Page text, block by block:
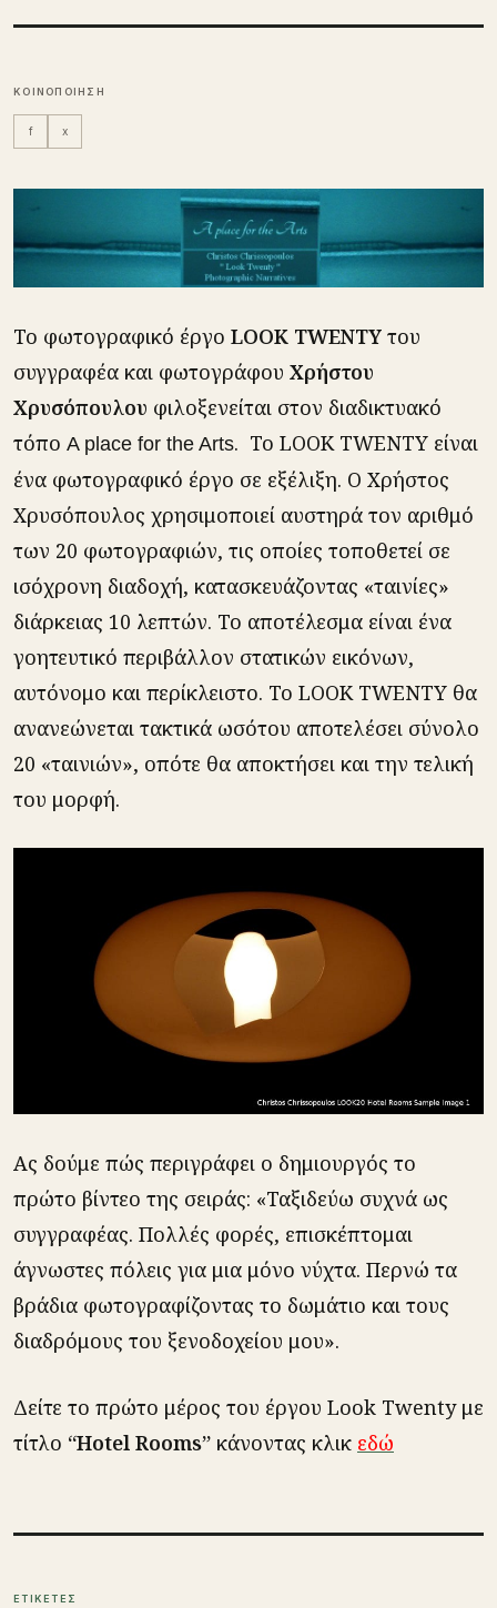
ΚΟΙΝΟΠΟΙΗΣΗ
f x
Το φωτογραφικό έργο LOOK TWENTY του
συγγραφέα και φωτογράφου Χρήστου
Χρυσόπουλου φιλοξενείται στον διαδικτυακό
τόπο A place for the Arts. Το LOOK TWENTY είναι
ένα φωτογραφικό έργο σε εξέλιξη. Ο Χρήστος
Χρυσόπουλος χρησιμοποιεί αυστηρά τον αριθμό
των 20 φωτογραφιών, τις οποίες τοποθετεί σε
ισόχρονη διαδοχή, κατασκευάζοντας «ταινίες»
διάρκειας 10 λεπτών. Το αποτέλεσμα είναι ένα
γοητευτικό περιβάλλον στατικών εικόνων,
αυτόνομο και περίκλειστο. Το LOOK TWENTY θα
ανανεώνεται τακτικά ωσότου αποτελέσει σύνολο
20 «ταινιών», οπότε θα αποκτήσει και την τελική
του μορφή.
Ας δούμε πώς περιγράφει ο δημιουργός το
πρώτο βίντεο της σειράς: «Ταξιδεύω συχνά ως
συγγραφέας. Πολλές φορές, επισκέπτομαι
άγνωστες πόλεις για μια μόνο νύχτα. Περνώ τα
βράδια φωτογραφίζοντας το δωμάτιο και τους
διαδρόμους του ξενοδοχείου μου».
Δείτε το πρώτο μέρος του έργου Look Twenty με
τίτλο “Hotel Rooms” κάνοντας κλικ εδώ
ΕΤΙΚΕΤΕΣ